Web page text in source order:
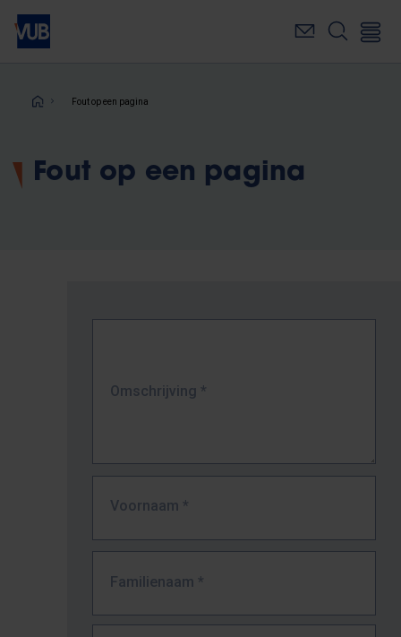
Overslaan
naar
inhoudKruimelpad
Fout op een pagina
Fout op een pagina
Omschrijving *
Voornaam *
Familienaam *